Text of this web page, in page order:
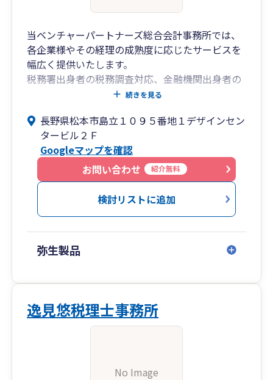
当ベンチャーパートナーズ総合会計事務所では、
各企業様やその経理の成熟度に応じたサービスを
幅広く提供いたします。
税務署出身者の税務調査対応、金融機関出身者の
融資サポート、社会保険労務士部門による人事相
提供できる数少ない事務所です。全力で御社の発
展をご支援させて頂きますので、まずはお気軽に
ご相談ください。
続きを見る
長野県松本市島立１０９５番地１デザインセン
タービル２Ｆ
Googleマップを確認
お問い合わせ
紹介無料
検討リストに追加
弥生製品
逸見悠税理士事務所
No Image